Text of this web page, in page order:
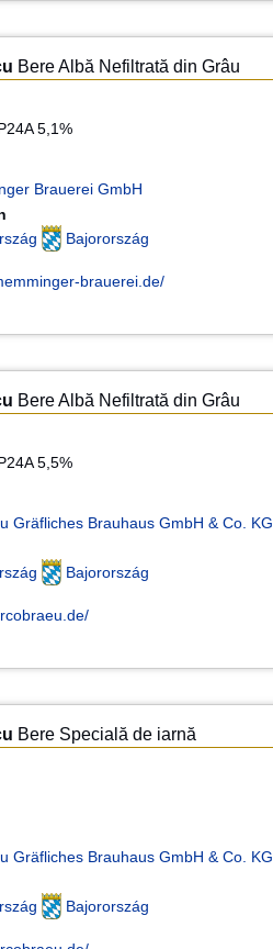
Bere Albă Nefiltrată din Grâu
5,1%
Brauerei GmbH
Bajorország
brauerei.de/
Bere Albă Nefiltrată din Grâu
5,5%
Gräfliches Brauhaus GmbH & Co. KG
Bajorország
Bere Specială de iarnă
Gräfliches Brauhaus GmbH & Co. KG
Bajorország